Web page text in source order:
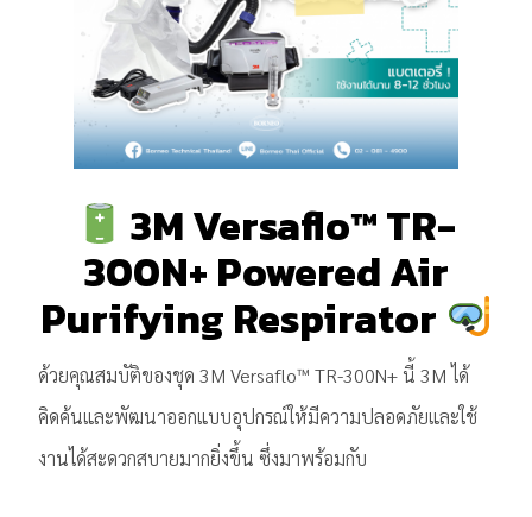
3M Versaflo™ TR-
300N+ Powered Air
Purifying Respirator
ด้วยคุณสมบัติของชุด 3M Versaflo™ TR-300N+ นี้ 3M ได้
คิดค้นและพัฒนาออกแบบอุปกรณ์ให้มีความปลอดภัยและใช้
งานได้สะดวกสบายมากยิ่งขึ้น ซึ่งมาพร้อมกับ